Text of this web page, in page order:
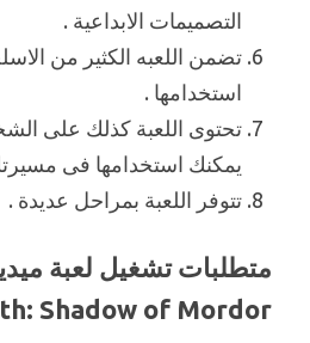
التصميمات الابداعية .
تضمن اللعبه الكثير من
استخدامها .
تحتوى اللعبة كذلك على
يمكنك استخدامها فى
تتوفر اللعبة بمراحل عديدة .
متطلبات تشغيل لعبة
Shadow of Mordor